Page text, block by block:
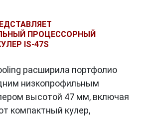
ПРОЦЕССОРНЫЙ
IS-47S
расширила портфолио
низкопрофильным
высотой 47 мм, включая
компактный кулер,